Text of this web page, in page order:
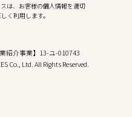
は、お客様の個人情報を適切
く利用します。
紹介事業】13-ユ-010743
Co., Ltd. All Rights Reserved.